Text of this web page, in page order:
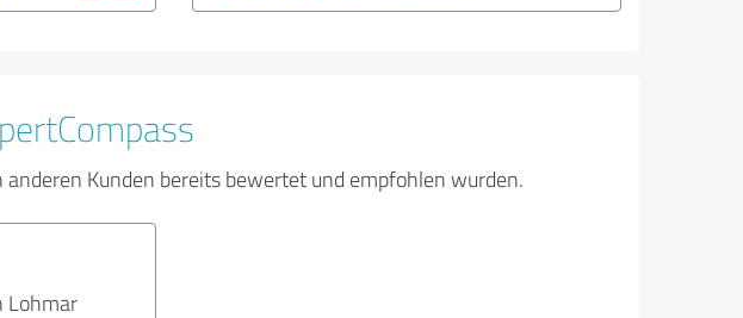
Kunden bereits bewertet und empfohlen wurden.
Lohmar